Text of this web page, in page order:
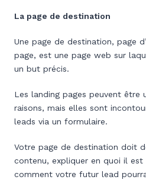
La page de destination
Une page de destination, page
page, est une page web sur
un but précis.
Les landing pages peuvent être
raisons, mais elles sont
leads via un formulaire.
Votre page de destination doit
contenu, expliquer en quoi il
comment votre futur lead